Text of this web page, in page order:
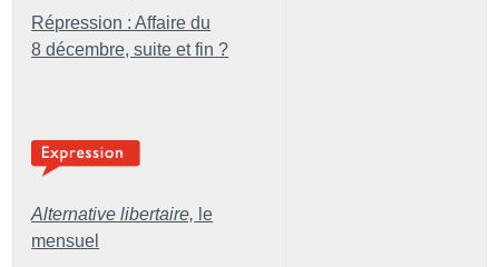
Répression : Affaire du
8 décembre, suite et fin ?
Alternative libertaire, le
mensuel